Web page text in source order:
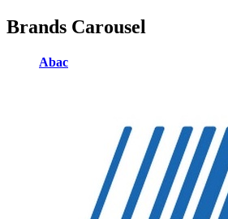
Brands Carousel
Abac